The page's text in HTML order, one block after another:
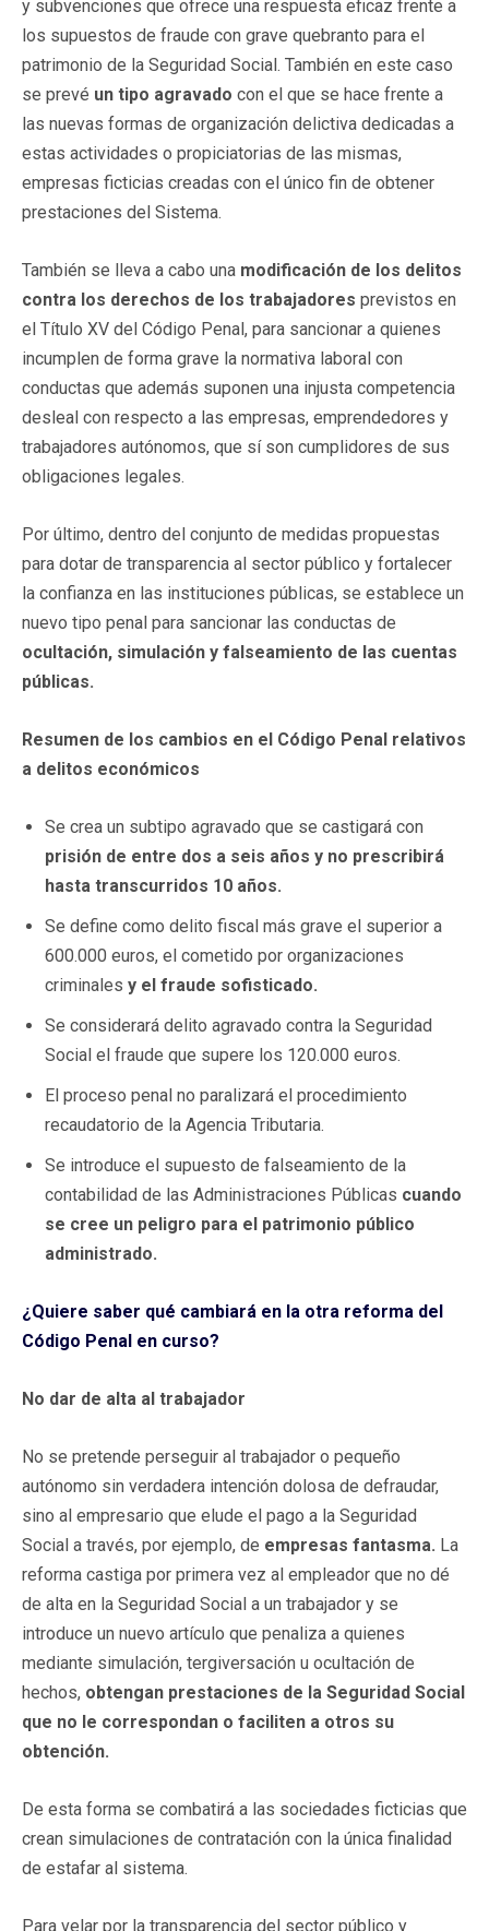
y subvenciones que ofrece una respuesta eficaz frente a
los supuestos de fraude con grave quebranto para el
patrimonio de la Seguridad Social. También en este caso
se prevé un tipo agravado con el que se hace frente a
las nuevas formas de organización delictiva dedicadas a
estas actividades o propiciatorias de las mismas,
empresas ficticias creadas con el único fin de obtener
prestaciones del Sistema.
También se lleva a cabo una modificación de los delitos
contra los derechos de los trabajadores previstos en
el Título XV del Código Penal, para sancionar a quienes
incumplen de forma grave la normativa laboral con
conductas que además suponen una injusta competencia
desleal con respecto a las empresas, emprendedores y
trabajadores autónomos, que sí son cumplidores de sus
obligaciones legales.
Por último, dentro del conjunto de medidas propuestas
para dotar de transparencia al sector público y fortalecer
la confianza en las instituciones públicas, se establece un
nuevo tipo penal para sancionar las conductas de
ocultación, simulación y falseamiento de las cuentas
públicas.
Resumen de los cambios en el Código Penal relativos
a delitos económicos
Se crea un subtipo agravado que se castigará con
prisión de entre dos a seis años y no prescribirá
hasta transcurridos 10 años.
Se define como delito fiscal más grave el superior a
600.000 euros, el cometido por organizaciones
criminales y el fraude sofisticado.
Se considerará delito agravado contra la Seguridad
Social el fraude que supere los 120.000 euros.
El proceso penal no paralizará el procedimiento
recaudatorio de la Agencia Tributaria.
Se introduce el supuesto de falseamiento de la
contabilidad de las Administraciones Públicas cuando
se cree un peligro para el patrimonio público
administrado.
¿Quiere saber qué cambiará en la otra reforma del
Código Penal en curso?
No dar de alta al trabajador
No se pretende perseguir al trabajador o pequeño
autónomo sin verdadera intención dolosa de defraudar,
sino al empresario que elude el pago a la Seguridad
Social a través, por ejemplo, de empresas fantasma. La
reforma castiga por primera vez al empleador que no dé
de alta en la Seguridad Social a un trabajador y se
introduce un nuevo artículo que penaliza a quienes
mediante simulación, tergiversación u ocultación de
hechos, obtengan prestaciones de la Seguridad Social
que no le correspondan o faciliten a otros su
obtención.
De esta forma se combatirá a las sociedades ficticias que
crean simulaciones de contratación con la única finalidad
de estafar al sistema.
Para velar por la transparencia del sector público y